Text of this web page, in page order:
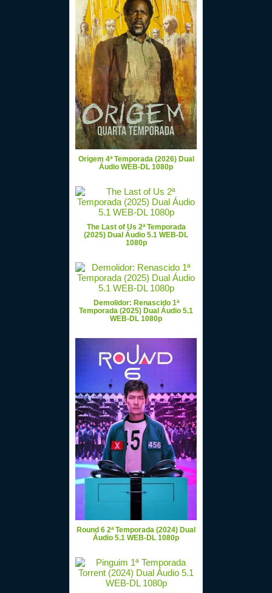
Origem 4ª Temporada (2026) Dual
Áudio WEB-DL 1080p
The Last of Us 2ª Temporada
(2025) Dual Áudio 5.1 WEB-DL
1080p
Demolidor: Renascido 1ª
Temporada (2025) Dual Áudio 5.1
WEB-DL 1080p
Round 6 2ª Temporada (2024) Dual
Áudio 5.1 WEB-DL 1080p